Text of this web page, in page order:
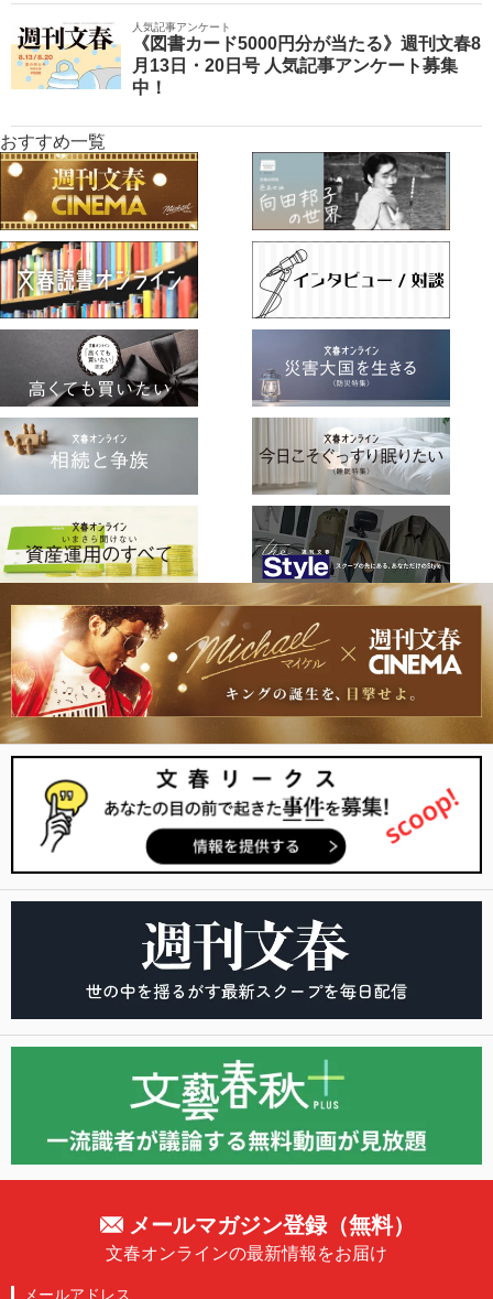
人気記事アンケート
《図書カード5000円分が当たる》週刊文春8
月13日・20日号 人気記事アンケート募集
中！
おすすめ一覧
メールマガジン登録（無料）
文春オンラインの最新情報をお届け
メールアドレス